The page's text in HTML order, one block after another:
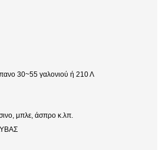
30~55 γαλονιού ή 210 Λ
μπλε, άσπρο κ.λπ.